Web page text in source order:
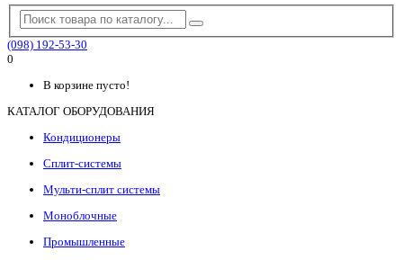
(098) 192-53-30
0
В корзине пусто!
КАТАЛОГ ОБОРУДОВАНИЯ
Кондиционеры
Сплит-системы
Мульти-сплит системы
Моноблочные
Промышленные